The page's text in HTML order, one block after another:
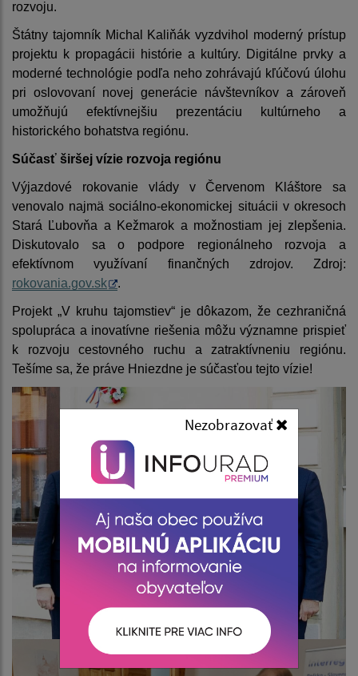
Nezobrazovať
rozvoju.
Štátny tajomník Michal Kaliňák vyzdvihol moderný prístup
projektu k propagácii histórie a kultúry. Digitálne prvky a
moderné technológie podľa neho zohrávajú kľúčovú úlohu
pri oslovovaní novej generácie návštevníkov a zároveň
umožňujú efektívnejšiu prezentáciu kultúrneho a
historického bohatstva regiónu.
Súčasť širšej vízie rozvoja regiónu
Výjazdové rokovanie vlády v Červenom Kláštore sa
venovalo najmä sociálno-ekonomickej situácii v okresoch
Stará Ľubovňa a Kežmarok a možnostiam jej zlepšenia.
Diskutovalo sa o podpore regionálneho rozvoja a
efektívnom využívaní finančných zdrojov. Zdroj:
rokovania.gov.sk
.
Projekt „V kruhu tajomstiev“ je dôkazom, že cezhraničná
spolupráca a inovatívne riešenia môžu významne prispieť
k rozvoju cestovného ruchu a zatraktívneniu regiónu.
Tešíme sa, že práve Hniezdne je súčasťou tejto vízie!